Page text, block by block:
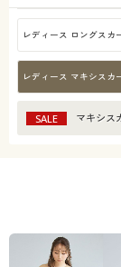
レディース ロングスカ
レディース マキシスカ
SALE マキシス